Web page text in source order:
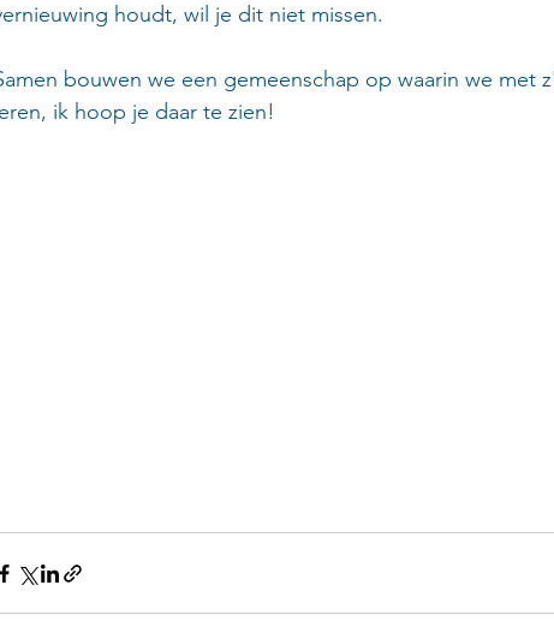
houdt, wil je dit niet missen.
bouwen we een gemeenschap op waarin we met
leren, ik hoop je daar te zien!